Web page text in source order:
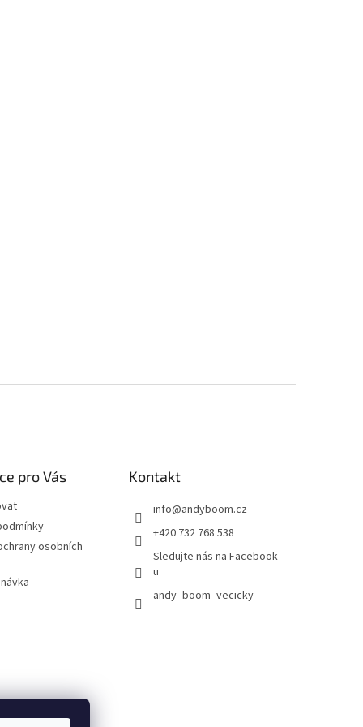
pro Vás
osobních
Kontakt
info@andyboom.cz
+420 732 768 538
Sledujte nás na Facebook
u
andy_boom_vecicky